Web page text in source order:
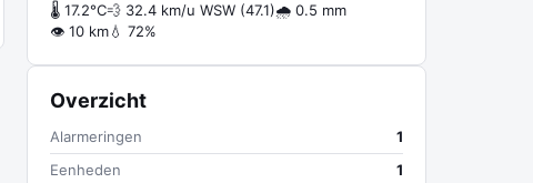
🌡 17.2°C💨 32.4 km/u WSW (47.1)🌧 0.5 mm
👁 10 km💧 72%
Overzicht
Alarmeringen
1
Eenheden
1